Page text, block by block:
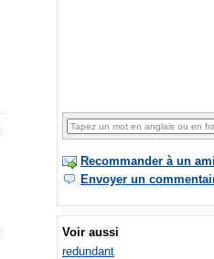
Recommander à un ami
Envoyer un
Voir aussi
redundant